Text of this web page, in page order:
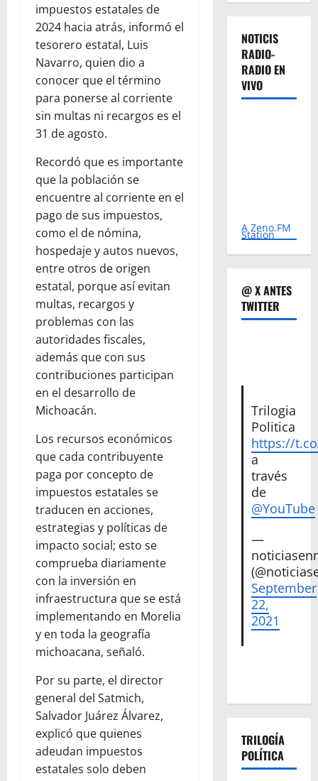
impuestos estatales de
2024 hacia atrás, informó el
tesorero estatal, Luis
Navarro, quien dio a
conocer que el término
para ponerse al corriente
sin multas ni recargos es el
31 de agosto.
Recordó que es importante
que la población se
encuentre al corriente en el
pago de sus impuestos,
como el de nómina,
hospedaje y autos nuevos,
entre otros de origen
estatal, porque así evitan
multas, recargos y
problemas con las
autoridades fiscales,
además que con sus
contribuciones participan
en el desarrollo de
Michoacán.
Los recursos económicos
que cada contribuyente
paga por concepto de
impuestos estatales se
traducen en acciones,
estrategias y políticas de
impacto social; esto se
comprueba diariamente
con la inversión en
infraestructura que se está
implementando en Morelia
y en toda la geografía
michoacana, señaló.
Por su parte, el director
general del Satmich,
Salvador Juárez Álvarez,
explicó que quienes
adeudan impuestos
estatales solo deben
NOTICIS
RADIO-
RADIO EN
VIVO
A Zeno.FM
Station
@ X ANTES
TWITTER
Trilogia
Politica
https://
a
través
de
@YouTube
—
September
22,
2021
TRILOGÍA
POLÍTICA